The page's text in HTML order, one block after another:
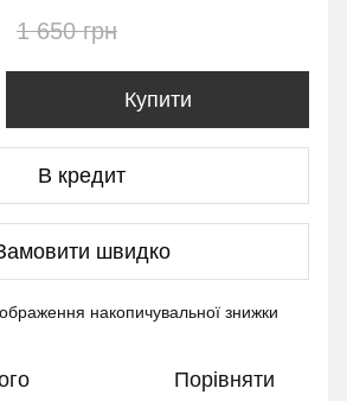
1 650 грн
Купити
В кредит
швидко
накопичувальної знижки
Порівняти